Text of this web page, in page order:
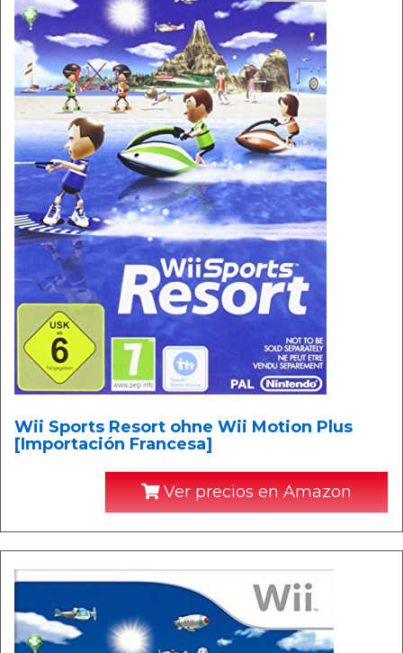
Wii Sports Resort ohne Wii Motion Plus
[Importación Francesa]
Ver precios en Amazon